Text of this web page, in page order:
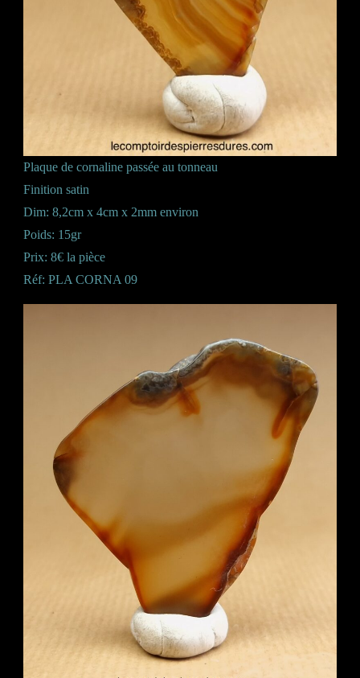
Plaque de cornaline passée au tonneau
Finition satin
Dim: 8,2cm x 4cm x 2mm environ
Poids: 15gr
Prix: 8€ la pièce
Réf: PLA CORNA 09